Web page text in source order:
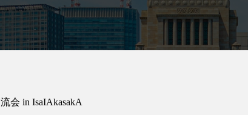
会 in IsaIAkasakA